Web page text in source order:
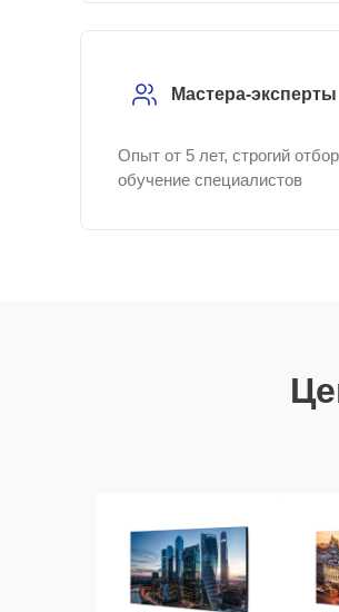
Мастера-эксперты
Опыт от 5 лет, строгий
обучение специалистов